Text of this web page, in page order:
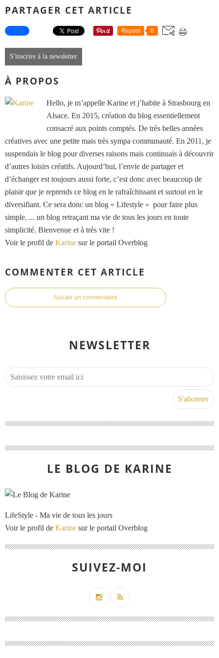
PARTAGER CET ARTICLE
Repost 0
S'inscrire à la newsletter
À PROPOS
Hello, je m’appelle Karine et j’habite à Strasbourg en
Alsace. En 2015, création du blog essentiellement
consacré aux points comptés. De très belles années
créatives avec une petite mais très sympa communauté. En 2011, je
suspendais le blog pour diverses raisons mais continuais à découvrir
d’autres loisirs créatifs. Aujourd’hui, l’envie de partager et
d’échanger est toujours aussi forte, c’est donc avec beaucoup de
plaisir que je reprends ce blog en le rafraîchissant et surtout en le
diversifiant. Ce sera donc un blog « Lifestyle « pour faire plus
simple, ... un blog retraçant ma vie de tous les jours en toute
simplicité. Bienvenue et à très vite !
Voir le profil de Karine sur le portail Overblog
COMMENTER CET ARTICLE
Ajouter un commentaire
NEWSLETTER
LE BLOG DE KARINE
LifeStyle - Ma vie de tous les jours
Voir le profil de Karine sur le portail Overblog
SUIVEZ-MOI